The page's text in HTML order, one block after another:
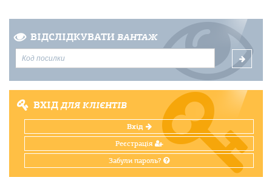
ВІДСЛІДКУВАТИ ВАНТАЖ
ВХІДДЛЯ КЛІЄНТІВ
Вхід
Реєстрація
Забули пароль?